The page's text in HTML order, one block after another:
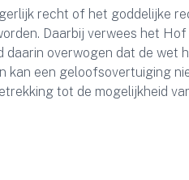
recht of het goddelijke
Daarbij verwees het Hof
daarin overwogen dat de wet
kan een geloofsovertuiging
tot de mogelijkheid